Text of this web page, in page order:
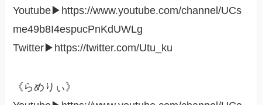
Youtube▶︎https://www.youtube.com/channel/UCs
me49b8I4espucPnKdUWLg
Twitter▶︎https://twitter.com/Utu_ku
《らめりぃ》